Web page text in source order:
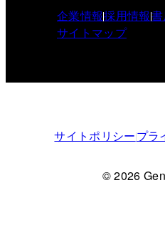
企業情報採用情報
サイトマップ
サイトポリシープラ
© 2026